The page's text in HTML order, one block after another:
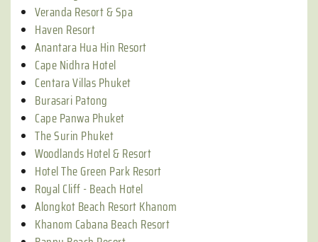
Veranda Resort & Spa
Haven Resort
Anantara Hua Hin Resort
Cape Nidhra Hotel
Centara Villas Phuket
Burasari Patong
Cape Panwa Phuket
The Surin Phuket
Woodlands Hotel & Resort
Hotel The Green Park Resort
Royal Cliff - Beach Hotel
Alongkot Beach Resort Khanom
Khanom Cabana Beach Resort